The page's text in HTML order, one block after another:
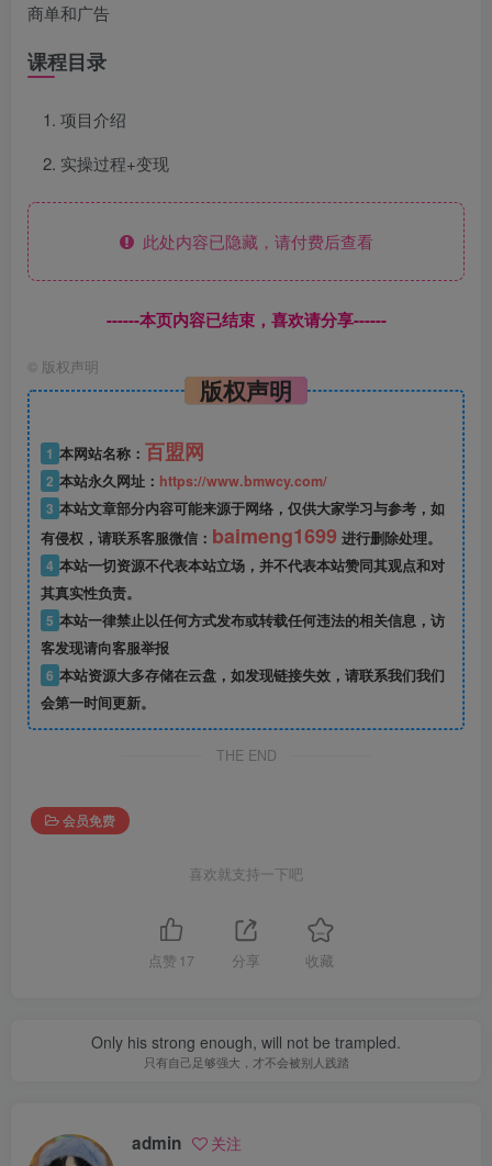
商单和广告
课程目录
项目介绍
实操过程+变现
此处内容已隐藏，请付费后查看
------本页内容已结束，喜欢请分享------
© 版权声明
版权声明
1 本网站名称： 百盟网
2 本站永久网址： https://www.bmwcy.com/
3 本站文章部分内容可能来源于网络，仅供大家学习与参考，如
有侵权，请联系客服微信： baimeng1699 进行删除处理。
4 本站一切资源不代表本站立场，并不代表本站赞同其观点和对
其真实性负责。
5 本站一律禁止以任何方式发布或转载任何违法的相关信息，访
客发现请向客服举报
6 本站资源大多存储在云盘，如发现链接失效，请联系我们我们
会第一时间更新。
THE END
会员免费
喜欢就支持一下吧
点赞 17 分享 收藏
Only his strong enough, will not be trampled.
只有自己足够强大，才不会被别人践踏
admin 关注